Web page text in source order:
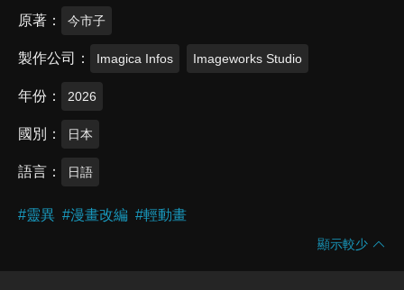
原著 今市子
製作公司 Imagica Infos Imageworks Studio
年份 2026
國別 日本
語言 日語
#靈異 #漫畫改編 #輕動畫
顯示較少